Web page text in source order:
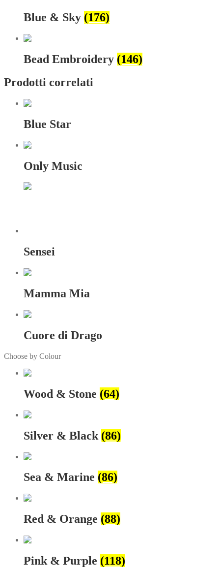
Blue & Sky (176)
Bead Embroidery (146)
Prodotti correlati
Blue Star
Only Music
Sensei
Mamma Mia
Cuore di Drago
Choose by Colour
Wood & Stone (64)
Silver & Black (86)
Sea & Marine (86)
Red & Orange (88)
Pink & Purple (118)